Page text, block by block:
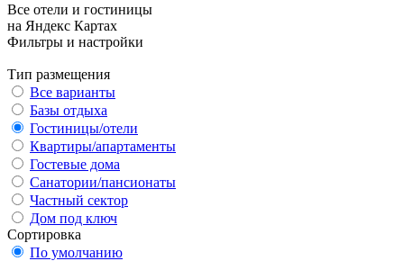
Все отели и гостиницы
на Яндекс Картах
Фильтры и настройки
Тип размещения
Все варианты
Базы отдыха
Гостиницы/отели
Квартиры/апартаменты
Гостевые дома
Санатории/пансионаты
Частный сектор
Дом под ключ
Сортировка
По умолчанию